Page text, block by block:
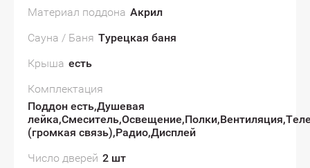
Материал поддона Акрил
Сауна / Баня Турецкая баня
Крыша есть
Комплектация
Поддон есть,Душевая
(громкая связь),Радио,Дисплей
Число дверей 2 шт